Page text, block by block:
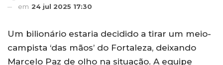
em 24 jul 2025 17:30
Um bilionário estaria decidido a tirar um meio-
campista ‘das mãos’ do Fortaleza, deixando
Marcelo Paz de olho na situação. A equipe